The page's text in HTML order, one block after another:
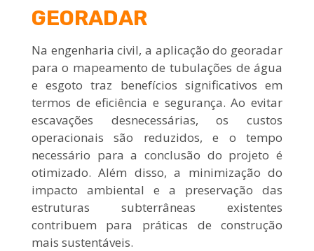
GEORADAR
Na engenharia civil, a aplicação do georadar
para o mapeamento de tubulações de água
e esgoto traz benefícios significativos em
termos de eficiência e segurança. Ao evitar
escavações desnecessárias, os custos
operacionais são reduzidos, e o tempo
necessário para a conclusão do projeto é
otimizado. Além disso, a minimização do
impacto ambiental e a preservação das
estruturas subterrâneas existentes
contribuem para práticas de construção
mais sustentáveis.